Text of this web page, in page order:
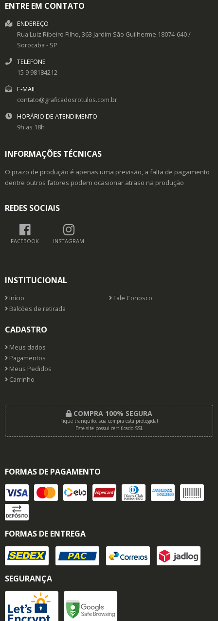
ENTRE EM CONTATO
ENDEREÇO
Rua Luiz Ribeiro Filho, 363 Jardim São Guilherme 18074-640/
Sorocaba - SP
TELEFONE
15 9 98184212
E-MAIL
contato@graficadosrotulos.com.br
HORÁRIO DE ATENDIMENTO
9h as 18h
INFORMAÇÕES TÉCNICAS
O prazo de produção é apenas uma previsão, a falta de pagamento
dentre outros fatores podem ocasionar atraso na produção
REDES SOCIAIS
FACEBOOK INSTAGRAM
INSTITUCIONAL
Início
Fale Conosco
Balcões de retirada
CADASTRO
Meus dados
Pagamentos
Meus Pedidos
Carrinho
COMPRA 100% SEGURA
Fique tranquilo, sua compra está protegida!
Este site possui certificado SSL
FORMAS DE PAGAMENTO
FORMAS DE ENTREGA
SEGURANÇA